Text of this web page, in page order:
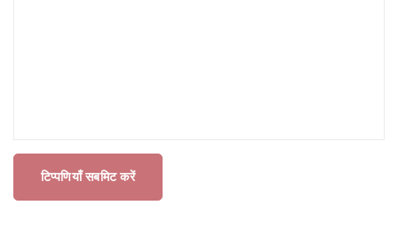
टिप्पणियाँ सबमिट करें